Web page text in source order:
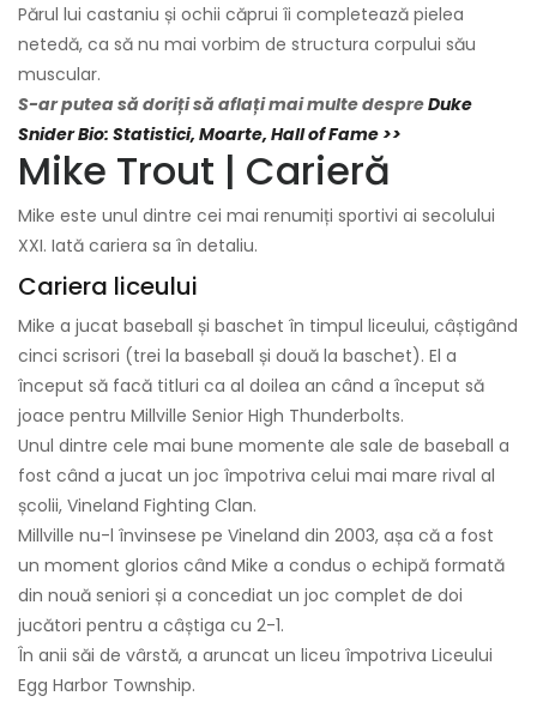
Părul lui castaniu și ochii căprui îi completează pielea
netedă, ca să nu mai vorbim de structura corpului său
muscular.
S-ar putea să doriți să aflați mai multe despreDuke
Snider Bio: Statistici, Moarte, Hall of Fame >>
Mike Trout | Carieră
Mike este unul dintre cei mai renumiți sportivi ai secolului
XXI. Iată cariera sa în detaliu.
Cariera liceului
Mike a jucat baseball și baschet în timpul liceului, câștigând
cinci scrisori (trei la baseball și două la baschet). El a
început să facă titluri ca al doilea an când a început să
joace pentru Millville Senior High Thunderbolts.
Unul dintre cele mai bune momente ale sale de baseball a
fost când a jucat un joc împotriva celui mai mare rival al
școlii, Vineland Fighting Clan.
Millville nu-l învinsese pe Vineland din 2003, așa că a fost
un moment glorios când Mike a condus o echipă formată
din nouă seniori și a concediat un joc complet de doi
jucători pentru a câștiga cu 2-1.
În anii săi de vârstă, a aruncat un liceu împotriva Liceului
Egg Harbor Township.